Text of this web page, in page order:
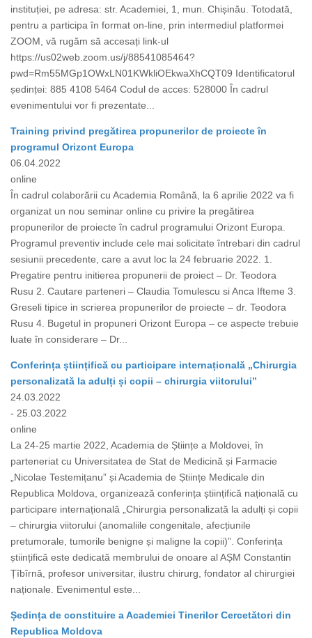
instituției, pe adresa: str. Academiei, 1, mun. Chișinău. Totodată,
pentru a participa în format on-line, prin intermediul platformei
ZOOM, vă rugăm să accesați link-ul
https://us02web.zoom.us/j/88541085464?
pwd=Rm55MGp1OWxLN01KWkliOEkwaXhCQT09 Identificatorul
ședinței: 885 4108 5464 Codul de acces: 528000 În cadrul
evenimentului vor fi prezentate...
Training privind pregătirea propunerilor de proiecte în
programul Orizont Europa
06.04.2022
online
În cadrul colaborării cu Academia Română, la 6 aprilie 2022 va fi
organizat un nou seminar online cu privire la pregătirea
propunerilor de proiecte în cadrul programului Orizont Europa.
Programul preventiv include cele mai solicitate întrebari din cadrul
sesiunii precedente, care a avut loc la 24 februarie 2022. 1.
Pregatire pentru initierea propunerii de proiect – Dr. Teodora
Rusu 2. Cautare parteneri – Claudia Tomulescu si Anca Ifteme 3.
Greseli tipice in scrierea propunerilor de proiecte – dr. Teodora
Rusu 4. Bugetul in propuneri Orizont Europa – ce aspecte trebuie
luate în considerare – Dr...
Conferința științifică cu participare internațională „Chirurgia
personalizată la adulți și copii – chirurgia viitorului”
24.03.2022
- 25.03.2022
online
La 24-25 martie 2022, Academia de Științe a Moldovei, în
parteneriat cu Universitatea de Stat de Medicină și Farmacie
„Nicolae Testemițanu” și Academia de Științe Medicale din
Republica Moldova, organizează conferința științifică națională cu
participare internațională „Chirurgia personalizată la adulți și copii
– chirurgia viitorului (anomaliile congenitale, afecțiunile
pretumorale, tumorile benigne și maligne la copii)”. Conferința
științifică este dedicată membrului de onoare al AȘM Constantin
Țîbîrnă, profesor universitar, ilustru chirurg, fondator al chirurgiei
naționale. Evenimentul este...
Ședința de constituire a Academiei Tinerilor Cercetători din
Republica Moldova